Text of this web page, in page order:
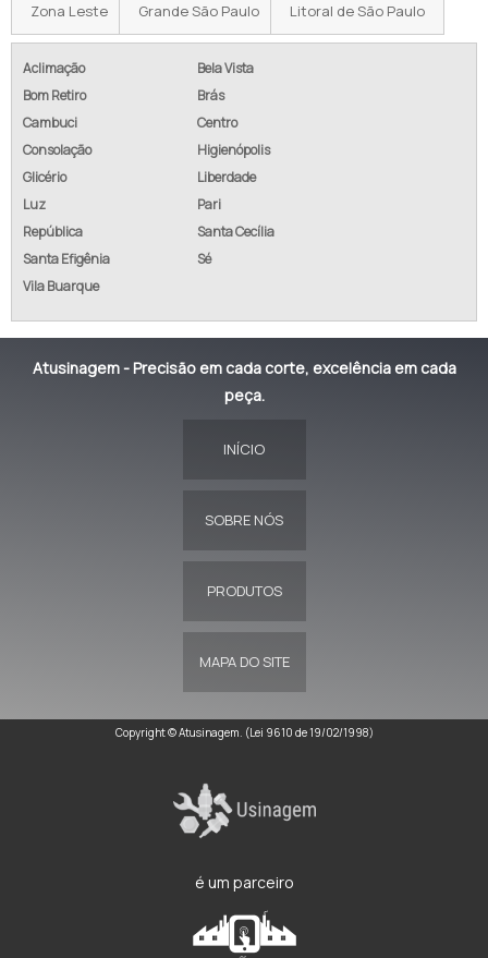
Zona Leste Grande São Paulo Litoral de São Paulo
Aclimação
Bela Vista
Bom Retiro
Brás
Cambuci
Centro
Consolação
Higienópolis
Glicério
Liberdade
Luz
Pari
República
Santa Cecília
Santa Efigênia
Sé
Vila Buarque
Atusinagem - Precisão em cada corte, excelência em cada
peça.
INÍCIO
SOBRE NÓS
PRODUTOS
MAPA DO SITE
Copyright © Atusinagem. (Lei 9610 de 19/02/1998)
é um parceiro